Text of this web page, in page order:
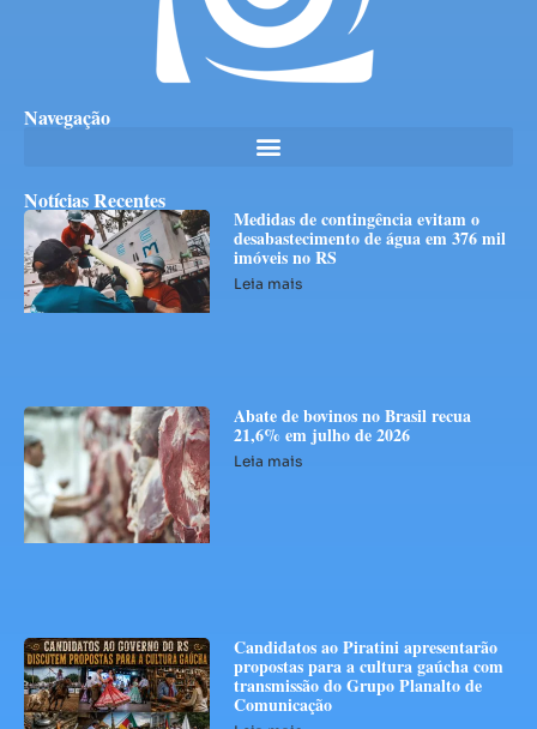
Navegação
Notícias Recentes
Medidas de contingência evitam o
desabastecimento de água em 376 mil
imóveis no RS
Leia mais
Abate de bovinos no Brasil recua
21,6% em julho de 2026
Leia mais
Candidatos ao Piratini apresentarão
propostas para a cultura gaúcha com
transmissão do Grupo Planalto de
Comunicação